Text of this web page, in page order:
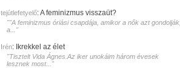
tejútlefetyelő:A feminizmus visszaüt?
""A feminizmus óriási csapdája, amikor a nők azt gondolják,
a..."
Irén: Ikrekkel az élet
"Tisztelt Vida Ágnes.Az iker unokáim három évesek
lesznek most..."